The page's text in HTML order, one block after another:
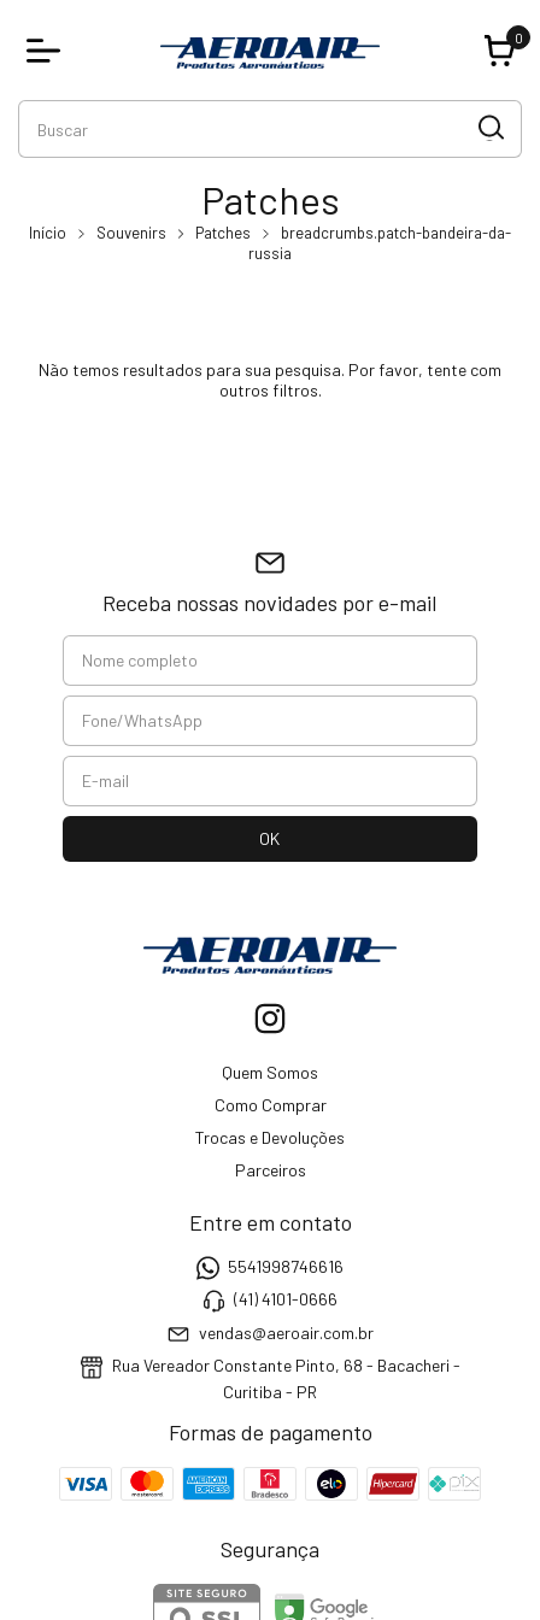
0
Patches
Início Souvenirs Patches
breadcrumbs.patch-bandeira-da-
russia
Não temos resultados para sua pesquisa. Por favor, tente com
outros filtros.
Receba nossas novidades por e-mail
Quem Somos
Como Comprar
Trocas e Devoluções
Parceiros
Entre em contato
5541998746616
(41) 4101-0666
vendas@aeroair.com.br
Rua Vereador Constante Pinto, 68 - Bacacheri -
Curitiba - PR
Formas de pagamento
Segurança